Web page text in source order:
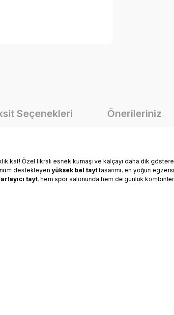
Seçenekleri Önerileriniz
kat! Özel likralı esnek kumaşı ve kalçayı daha dik
destekleyen yüksek bel tayttasarımı, en yoğun
tayt, hem spor salonunda hem de günlük